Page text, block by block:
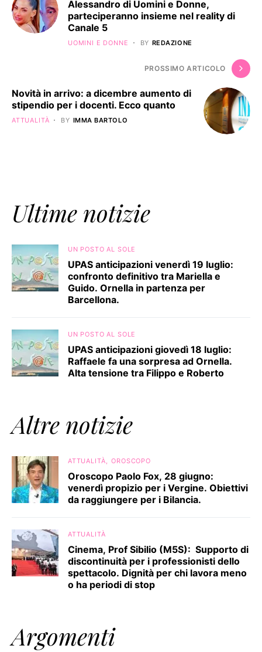
Alessandro di Uomini e Donne,
parteciperanno insieme nel reality di
Canale 5
UOMINI E DONNE BY REDAZIONE
PROSSIMO ARTICOLO
Novità in arrivo: a dicembre aumento di
stipendio per i docenti. Ecco quanto
ATTUALITÀ BY IMMA BARTOLO
Ultime notizie
UN POSTO AL SOLE
UPAS anticipazioni venerdì 19 luglio:
confronto definitivo tra Mariella e
Guido. Ornella in partenza per
Barcellona.
UN POSTO AL SOLE
UPAS anticipazioni giovedì 18 luglio:
Raffaele fa una sorpresa ad Ornella.
Alta tensione tra Filippo e Roberto
Altre notizie
ATTUALITÀ OROSCOPO
Oroscopo Paolo Fox, 28 giugno:
venerdì propizio per i Vergine. Obiettivi
da raggiungere per i Bilancia.
ATTUALITÀ
Cinema, Prof Sibilio (M5S): Supporto di
discontinuità per i professionisti dello
spettacolo. Dignità per chi lavora meno
o ha periodi di stop
Argomenti